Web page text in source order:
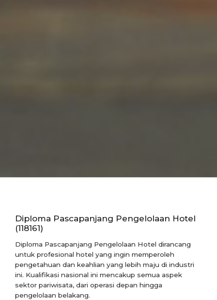
Diploma Pascapanjang Pengelolaan Hotel
(118161)
Diploma Pascapanjang Pengelolaan Hotel dirancang
untuk profesional hotel yang ingin memperoleh
pengetahuan dan keahlian yang lebih maju di industri
ini. Kualifikasi nasional ini mencakup semua aspek
sektor pariwisata, dari operasi depan hingga
pengelolaan belakang.